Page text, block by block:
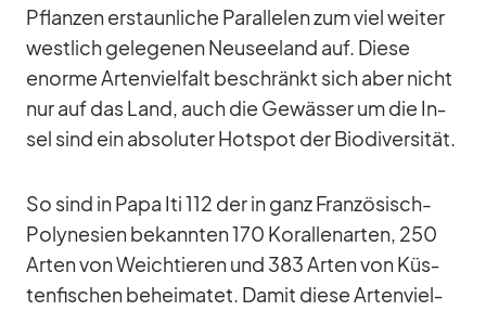
Pflan­zen er­staun­li­che Par­al­le­len zum viel wei­ter
west­lich ge­le­ge­nen Neu­see­land auf. Diese
enorme Ar­ten­viel­falt be­schränkt sich aber nicht
nur auf das Land, auch die Ge­wäs­ser um die In­
sel sind ein ab­so­lu­ter Hot­spot der Bio­di­ver­si­tät.
So sind in Papa Iti 112 der in ganz Fran­zö­sisch-
Po­ly­ne­sien be­kann­ten 170 Ko­ral­len­ar­ten, 250
Ar­ten von Weich­tie­ren und 383 Ar­ten von Küs­
ten­fi­schen be­hei­ma­tet. Da­mit diese Ar­ten­viel­